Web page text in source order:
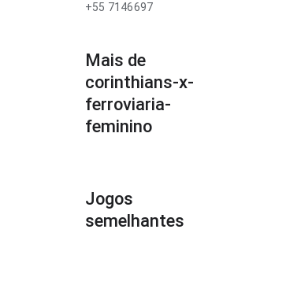
+55 7146697
Mais de
corinthians-x-
ferroviaria-
feminino
Jogos
semelhantes